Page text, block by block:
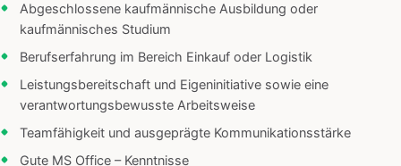
Abgeschlossene kaufmännische Ausbildung oder
kaufmännisches Studium
Berufserfahrung im Bereich Einkauf oder Logistik
Leistungsbereitschaft und Eigeninitiative sowie eine
verantwortungsbewusste Arbeitsweise
Teamfähigkeit und ausgeprägte Kommunikationsstärke
Gute MS Office – Kenntnisse